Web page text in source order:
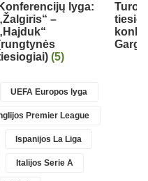
Konferencijų lyga:
–
(5)
Turo
UEFA Europos lyga
Premier League
Ispanijos La Liga
Italijos Serie A